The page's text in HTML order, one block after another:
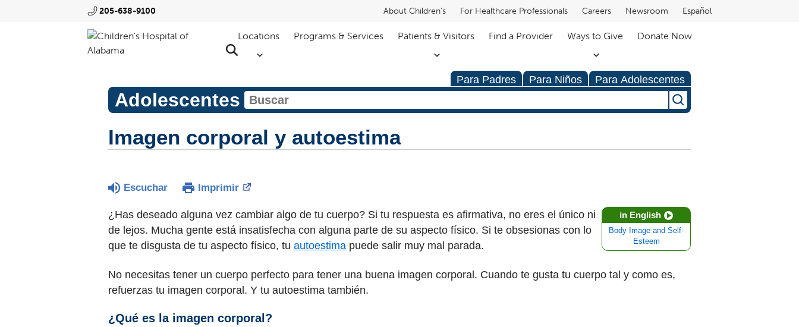
205-638-9100 About Children's For Healthcare Professionals Careers Newsroom Español
Locations Programs & Services Patients & Visitors Find a Provider Ways to Give Donate Now
Para Padres Para Niños Para Adolescentes
Adolescentes
Imagen corporal y autoestima
Escuchar Imprimir
in English
Body Image and Self-
Esteem
¿Has deseado alguna vez cambiar algo de tu cuerpo? Si tu respuesta es afirmativa, no eres el único ni
de lejos. Mucha gente está insatisfecha con alguna parte de su aspecto físico. Si te obsesionas con lo
que te disgusta de tu aspecto físico, tu autoestima puede salir muy mal parada.
No necesitas tener un cuerpo perfecto para tener una buena imagen corporal. Cuando te gusta tu cuerpo tal y como es,
refuerzas tu imagen corporal. Y tu autoestima también.
¿Qué es la imagen corporal?